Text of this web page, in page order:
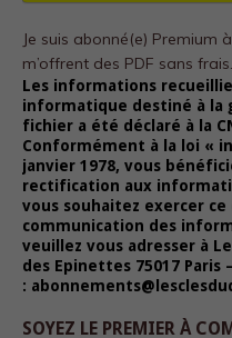
Je suis abonné(e) Premium
m’offrent des PDF sans frais.
Les informations
informatique destiné à la
fichier a été déclaré à la
Conformément à la loi «
janvier 1978, vous
rectification aux
vous souhaitez exercer
communication des
veuillez vous adresser à
des Epinettes 75017 Paris
:
SOYEZ LE PREMIER À